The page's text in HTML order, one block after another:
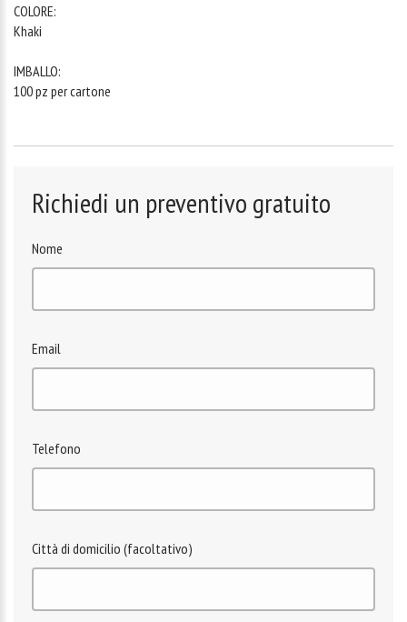
COLORE:
Khaki
IMBALLO:
100 pz per cartone
Richiedi un preventivo gratuito
Nome
Email
Telefono
Città di domicilio (facoltativo)